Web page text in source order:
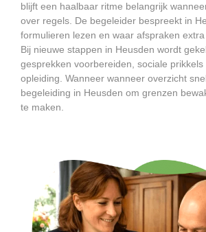
blijft een haalbaar ritme belangrijk
over regels. De begeleider bespreekt in
formulieren lezen en waar afspraken
Bij nieuwe stappen in Heusden wordt
gesprekken voorbereiden, sociale
opleiding. Wanneer wanneer overzicht
begeleiding in Heusden om grenzen
te maken.